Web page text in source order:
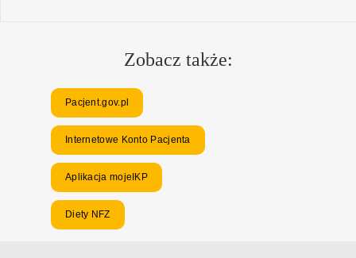
Zobacz także:
Pacjent.gov.pl
Internetowe Konto Pacjenta
Aplikacja mojeIKP
Diety NFZ